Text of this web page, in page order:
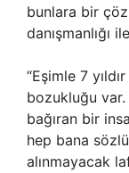
bunlara bir
danışmanlığı
“Eşimle 7
bozukluğu var.
bağıran bir
hep bana
alınmayacak